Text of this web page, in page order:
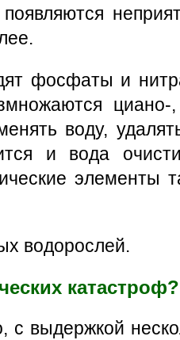
фосфаты и
воду,
и вода
элементы
водорослей.
катастроф?
с выдержкой